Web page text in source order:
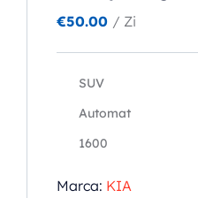
€50.00 / Zi
SUV
Automat
1600
Marca: KIA